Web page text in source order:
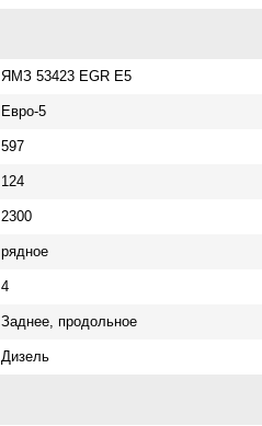
ЯМЗ 53423 EGR E5
Евро-5
597
124
2300
рядное
4
Заднее, продольное
Дизель